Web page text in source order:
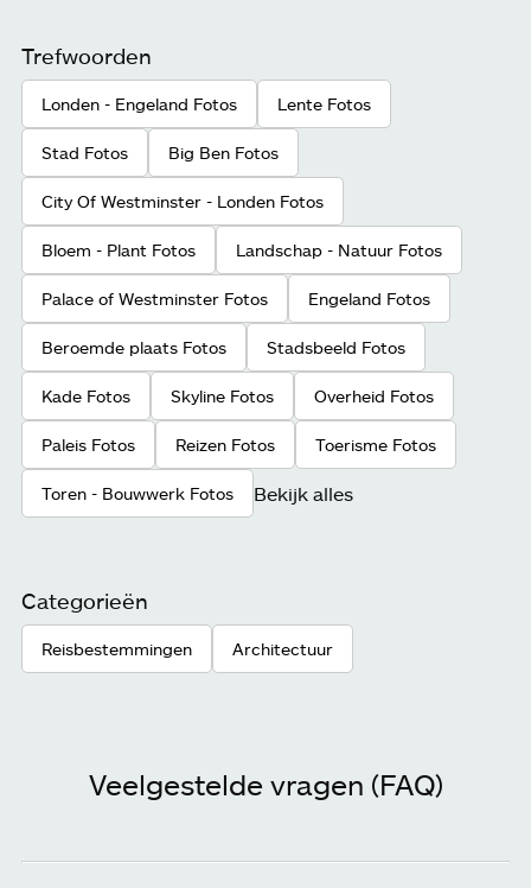
Trefwoorden
Londen - Engeland Fotos Lente Fotos
Stad Fotos Big Ben Fotos
City Of Westminster - Londen Fotos
Bloem - Plant Fotos Landschap - Natuur Fotos
Palace of Westminster Fotos Engeland Fotos
Beroemde plaats Fotos Stadsbeeld Fotos
Kade Fotos Skyline Fotos Overheid Fotos
Paleis Fotos Reizen Fotos Toerisme Fotos
Toren - Bouwwerk Fotos Bekijk alles
Categorieën
Reisbestemmingen Architectuur
Veelgestelde vragen (FAQ)